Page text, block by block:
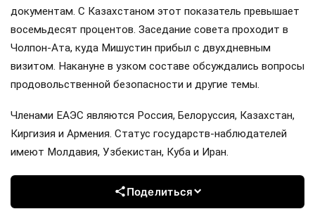
документам. С Казахстаном этот показатель превышает
восемьдесят процентов. Заседание совета проходит в
Чолпон-Ата, куда Мишустин прибыл с двухдневным
визитом. Накануне в узком составе обсуждались вопросы
продовольственной безопасности и другие темы.
Членами ЕАЭС являются Россия, Белоруссия, Казахстан,
Киргизия и Армения. Статус государств-наблюдателей
имеют Молдавия, Узбекистан, Куба и Иран.
Поделиться